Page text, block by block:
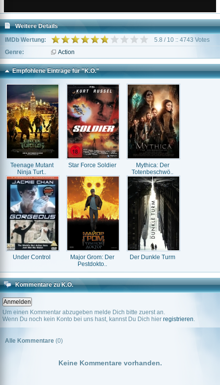
Weitere Details
IMDb Wertung:
5.8 / 10 :: 4743 Votes
Genre:
Action
Empfohlene Einträge für "K.O."
Teenage Mutant
Ninja Turt..
Star Force Soldier
Mythica: Der
Totenbeschwö..
Under Control
Major Grom: Der
Pestdokto..
Der Dunkle Turm
Kommentare zu K.O.
Um einen Kommentar abzugeben melde Dich bitte zuerst an.
Wenn Du noch kein Konto bei uns hast, kannst Du Dich hier registrieren.
Alle Kommentare (0)
Keine Kommentare vorhanden.